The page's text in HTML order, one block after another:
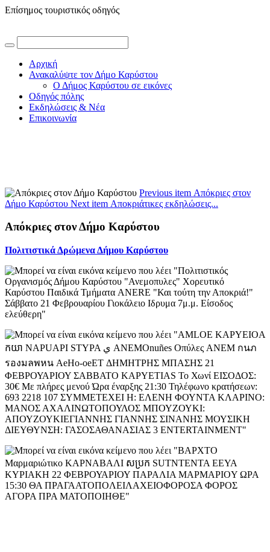
Επίσημος τουριστικός οδηγός
Αρχική
Ανακαλύψτε τον Δήμο Καρύστου
Ο Δήμος Καρύστου σε εικόνες
Οδηγός πόλης
Εκδηλώσεις & Νέα
Επικοινωνία
Previous item Απόκριες στον
Δήμο Καρύστου Next item Αποκριάτικες εκδηλώσεις...
Απόκριες στον Δήμο Καρύστου
Πολιτιστικά Δρώμενα Δήμου Καρύστου